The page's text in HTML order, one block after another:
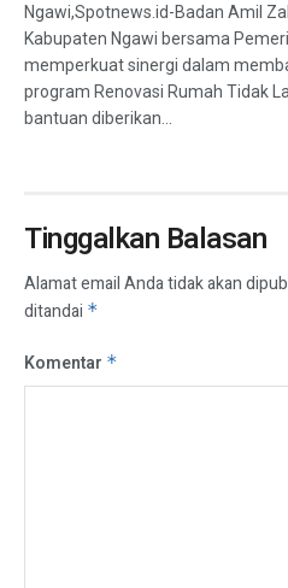
Ngawi,Spotnews.id-Badan Amil
Kabupaten Ngawi bersama
memperkuat sinergi dalam
program Renovasi Rumah Tidak
bantuan diberikan...
Tinggalkan Balasan
Alamat email Anda tidak akan
ditandai *
Komentar *